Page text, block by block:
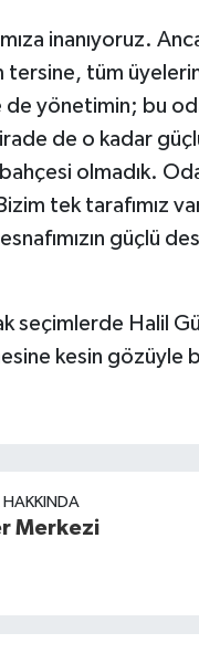
inanıyoruz.
tersine, tüm
yönetimin; bu oda
de o kadar
olmadık.
tek tarafımız
güçlü
seçimlerde Halil
kesin gözüyle
HAKKINDA
Merkezi